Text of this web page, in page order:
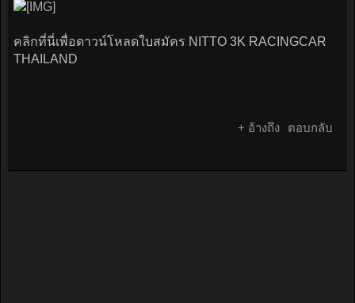
คลิกที่นี่เพื่อดาวน์โหลดใบสมัคร NITTO 3K RACINGCAR
THAILAND
+ อ้างถึง ตอบกลับ